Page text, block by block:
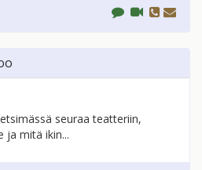
seuraa teatteriin,
ja mitä ikin...